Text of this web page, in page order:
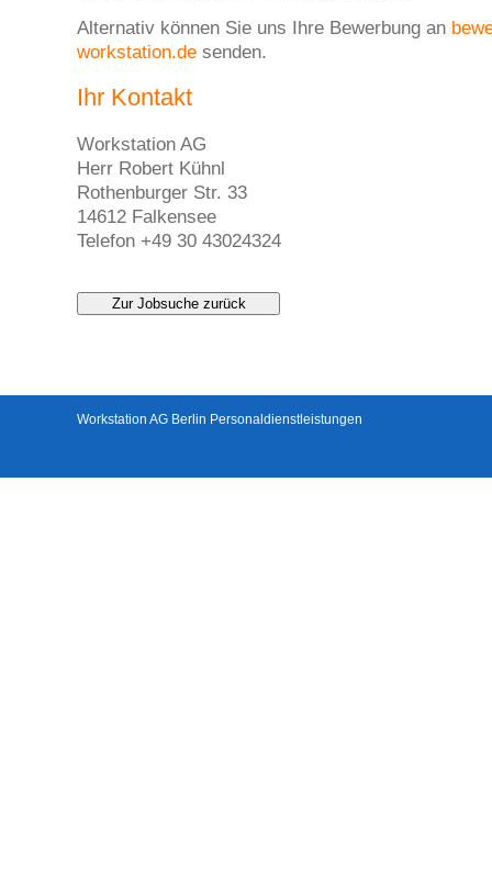
Alternativ können Sie uns Ihre Bewerbung an
workstation.de senden.
Ihr Kontakt
Workstation AG
Herr Robert Kühnl
Rothenburger Str. 33
14612 Falkensee
Telefon +49 30 43024324
Zur Jobsuche zurück
Workstation AG Berlin Personaldienstleistungen